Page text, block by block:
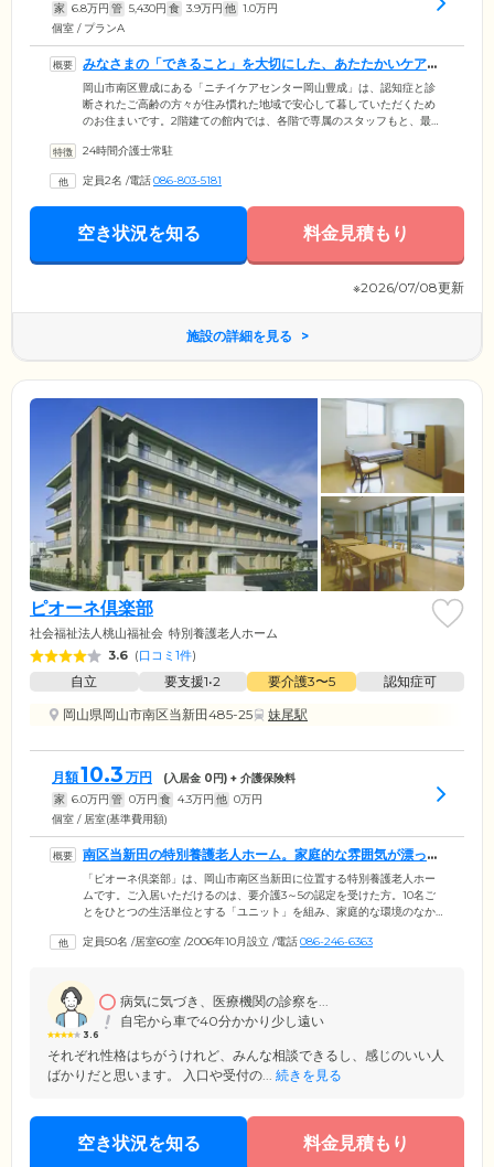
家 6.8万円 管 5,430円 食 3.9万円 他 1.0万円
個室 / プランA
みなさまの「できること」を大切にした、あたたかいケアを
ご提供します
岡山市南区豊成にある「ニチイケアセンター岡山豊成」は、認知症と診
断されたご高齢の方々が住み慣れた地域で安心して暮していただくため
のお住まいです。2階建ての館内では、各階で専属のスタッフもと、最大
スタッフは日常をとおしてお一人おひとりの個性を把握。みなさまが
仕事をお任せしております。家庭的なあたたかい雰囲気のなかで、ご自
身の役割をしっかりとこなしていくことにより脳を活性化し、認知症の
24時間介護士常駐
定員2名 /電話086-803-5181
空き状況を知る 料金見積もり
※2026/07/08更新
施設の詳細を見る
ピオーネ倶楽部
社会福祉法人桃山福祉会 特別養護老人ホーム
3.6 (口コミ1件)
自立 要支援1•2 要介護3〜5
認知症可
岡山県岡山市南区当新田485-25
妹尾駅
月額10.3 万円 (入居金 0円) + 介護保険料
家 6.0万円 管 0万円 食 4.3万円 他 0万円
個室 / 居室(基準費用額)
南区当新田の特別養護老人ホーム。家庭的な雰囲気が漂って
います
「ピオーネ倶楽部」は、岡山市南区当新田に位置する特別養護老人ホー
ムです。ご入居いただけるのは、要介護3～5の認定を受けた方。10名ご
とをひとつの生活単位とする「ユニット」を組み、家庭的な環境のなか
用意。ユニットでの生活のなかでもプライバシーを守りながら生活でき
練指導員など、専門性の高いスタッフもいますので、安心してお過ごし
ください。
定員50名 /居室60室 /2006年10月設立 /電話086-246-6363
3.6
病気に気づき、医療機関の診察を...
自宅から車で40分かかり少し遠い
それぞれ性格はちがうけれど、みんな相談できるし、感じのいい人
ばかりだと思います。 入口や受付の... 続きを見る
空き状況を知る 料金見積もり